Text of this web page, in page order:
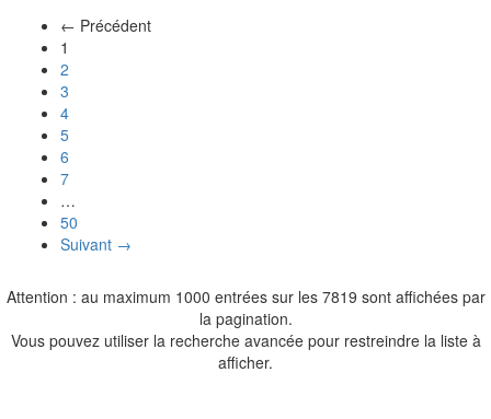
← Précédent
1
2
3
4
5
6
7
…
50
Suivant →
Attention : au maximum 1000 entrées sur les 7819 sont affichées par
la pagination.
Vous pouvez utiliser la recherche avancée pour restreindre la liste à
afficher.